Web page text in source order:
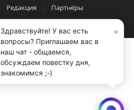
Редакция Партнёры
×
Здравствуйте! У вас есть
вопросы? Приглашаем вас в
наш чат - общаемся,
обсуждаем повестку дня,
знакомимся ;-)